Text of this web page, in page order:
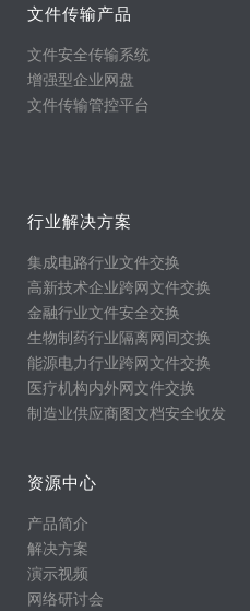
文件传输产品
文件安全传输系统
增强型企业网盘
文件传输管控平台
行业解决方案
集成电路行业文件交换
高新技术企业跨网文件交换
金融行业文件安全交换
生物制药行业隔离网间交换
能源电力行业跨网文件交换
医疗机构内外网文件交换
制造业供应商图文档安全收发
资源中心
产品简介
解决方案
演示视频
网络研讨会